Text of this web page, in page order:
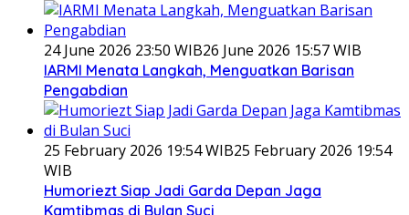
24 June 2026 23:50 WIB26 June 2026 15:57 WIB
IARMI Menata Langkah, Menguatkan Barisan
Pengabdian
25 February 2026 19:54 WIB25 February 2026 19:54
WIB
Humoriezt Siap Jadi Garda Depan Jaga
Kamtibmas di Bulan Suci